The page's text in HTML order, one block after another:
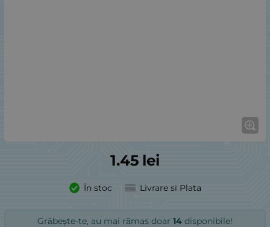
1.45 lei
În stoc Livrare si Plata
Grăbește-te, au mai rămas doar 14 disponibile!